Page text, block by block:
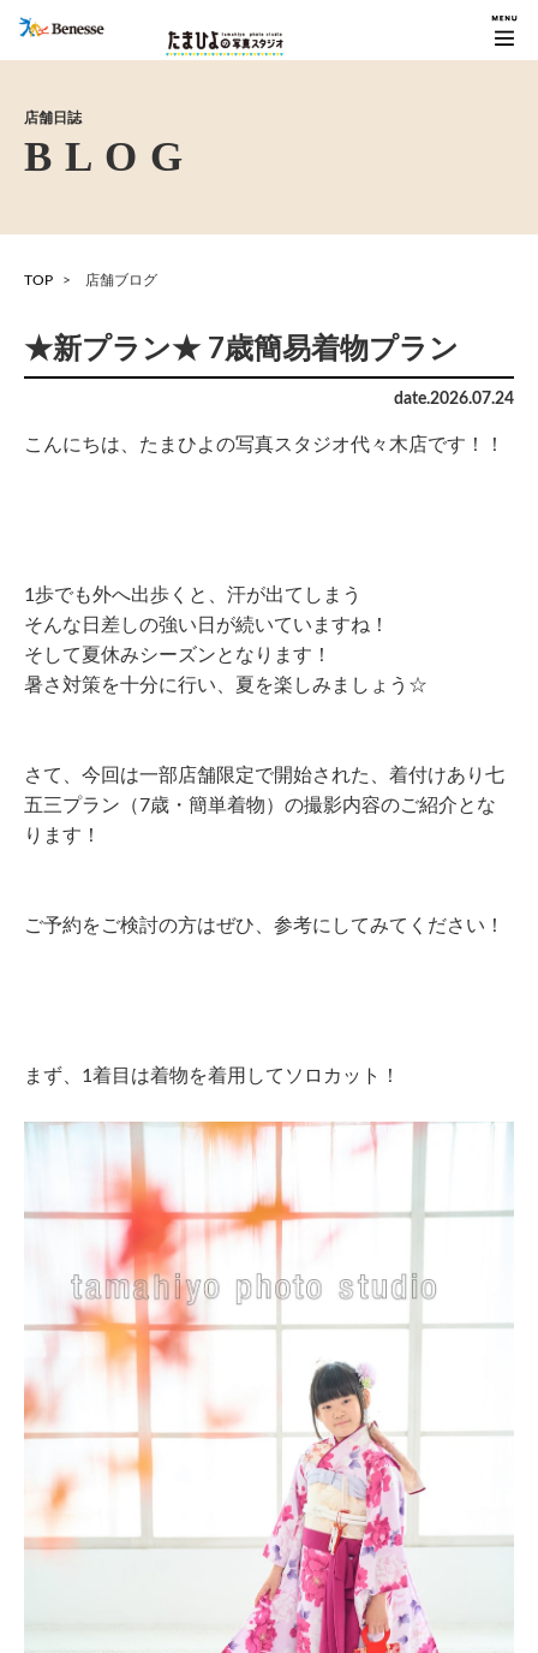
店舗日誌
TOP 店舗ブログ
★新プラン★ 7歳簡易着物プラン
date.2026.07.24
こんにちは、たまひよの写真スタジオ代々木店です！！
1歩でも外へ出歩くと、汗が出てしまう
そんな日差しの強い日が続いていますね！
そして夏休みシーズンとなります！
暑さ対策を十分に行い、夏を楽しみましょう☆
さて、今回は一部店舗限定で開始された、着付けあり七
五三プラン（7歳・簡単着物）の撮影内容のご紹介とな
ります！
ご予約をご検討の方はぜひ、参考にしてみてください！
まず、1着目は着物を着用してソロカット！